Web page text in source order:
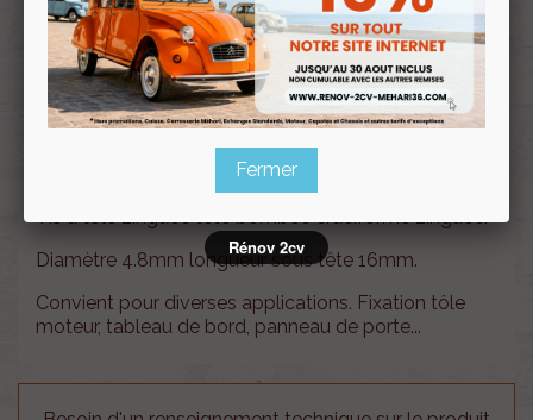
Profitez de prix remisés
avec la Carte clubRenov 2cv
Souscrire
au clubRenov 2cv
Diamètre 4.8mm longueur sous tête 16mm.
Convient pour diverses applications. Fixation tôle
moteur, tableau de bord, panneau de porte...
Fermer
Rénov 2cv